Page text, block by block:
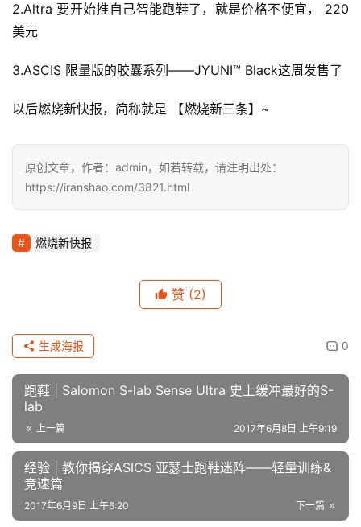
赛
察
训
视
频
用
户
精
2.Altra 要开始推自己智能跑鞋了，就是价格不便宜， 220
美元
3.ASCIS 限量版的胶囊系列——JYUNI™ Black这周发售了
以后燃烧新快报，简称就是 【燃烧新三条】~
原创文章，作者：admin，如若转载，请注明出处：
https://iranshao.com/3821.html
燃烧新快报
赞 (2)
0
生成海报
跑鞋 | Salomon S-lab Sense Ultra 史上缓冲最好的S-
lab
上一篇 2017年6月8日 上午9:19
经验 | 教你揭穿ASICS 亚瑟士跑鞋迷阵——轻量训练&
竞速篇
下一篇
2017年6月9日 上午6:20